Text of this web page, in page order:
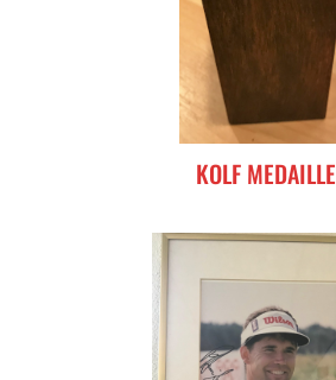
KOLF MEDAILLE